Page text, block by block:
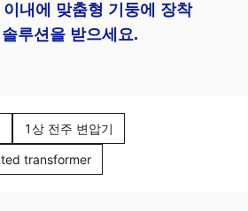
내에 맞춤형 기둥에 장착
루션을 받으세요.
1상 전주 변압기
transformer